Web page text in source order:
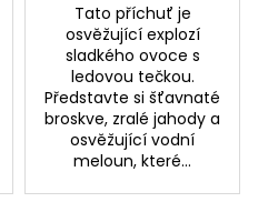
Tato příchuť je
osvěžující explozí
sladkého ovoce s
ledovou tečkou.
Představte si šťavnaté
broskve, zralé jahody a
osvěžující vodní
meloun, které...